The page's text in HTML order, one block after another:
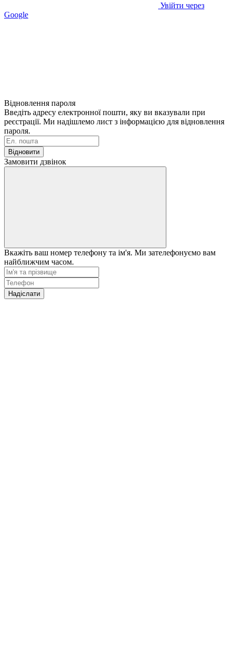
Увійти через
Google
Відновлення пароля
Введіть адресу електронної пошти, яку ви вказували при
реєстрації. Ми надішлемо лист з інформацією для відновлення
пароля.
Відновити
Замовити дзвінок
Вкажіть ваш номер телефону та ім'я. Ми зателефонуємо вам
найближчим часом.
Надіслати